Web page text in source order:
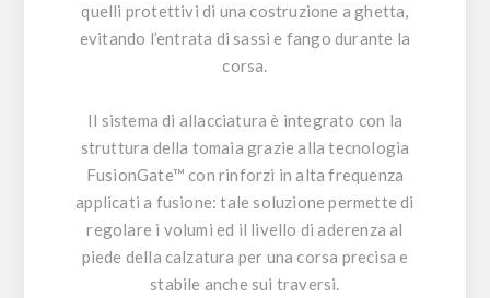
quelli protettivi di una costruzione a ghetta,
evitando l’entrata di sassi e fango durante la
corsa.
Il sistema di allacciatura è integrato con la
struttura della tomaia grazie alla tecnologia
FusionGate™ con rinforzi in alta frequenza
applicati a fusione: tale soluzione permette di
regolare i volumi ed il livello di aderenza al
piede della calzatura per una corsa precisa e
stabile anche sui traversi.